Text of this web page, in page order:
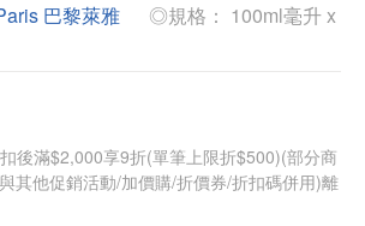
巴黎萊雅
◎規格： 100ml毫升 x
後滿$2,000享9折(單筆上限折$500)(部分商
其他促銷活動/加價購/折價券/折扣碼併用)離